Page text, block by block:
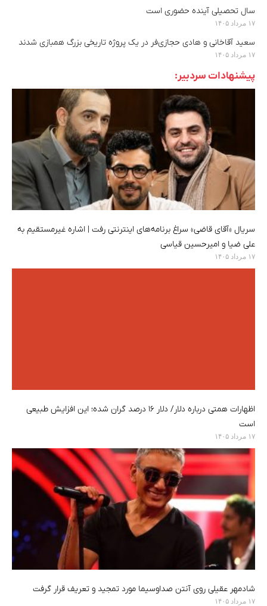
سال تحصیلی آینده حضوری است
۱۷ مرداد ۱۴۰۵
سعید آقاخانی و هادی حجازی‌فر در یک پروژه تاریخی بزرگ همبازی شدند
۱۷ مرداد ۱۴۰۵
پیشنهادات سردبیر:
سریال «آقای قاضی» سراغ برنامه‌های اینترنتی رفت | اشاره غیرمستقیم به
علی ضیا و امیرحسین قیاسی
۱۷ مرداد ۱۴۰۵
اظهارات همتی درباره دلار/ دلار ۱۶ درصد گران شده؛ این افزایش طبیعی
است
۱۷ مرداد ۱۴۰۵
شادمهر عقیلی روی آنتن صداوسیما مورد تمجید و تعریف قرار گرفت
۱۷ مرداد ۱۴۰۵